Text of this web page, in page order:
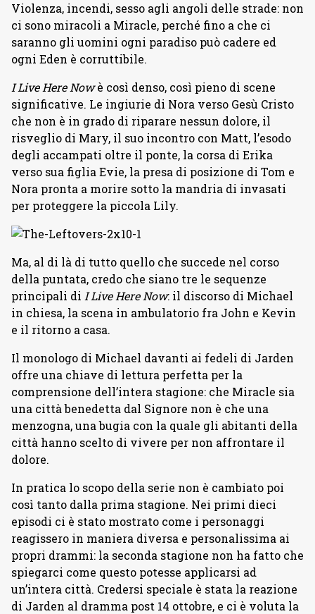
Violenza, incendi, sesso agli angoli delle strade: non
ci sono miracoli a Miracle, perché fino a che ci
saranno gli uomini ogni paradiso può cadere ed
ogni Eden è corruttibile.
I Live Here Nowè così denso, così pieno di scene
significative. Le ingiurie di Nora verso Gesù Cristo
che non è in grado di riparare nessun dolore, il
risveglio di Mary, il suo incontro con Matt, l’esodo
degli accampati oltre il ponte, la corsa di Erika
verso sua figlia Evie, la presa di posizione di Tom e
Nora pronta a morire sotto la mandria di invasati
per proteggere la piccola Lily.
Ma, al di là di tutto quello che succede nel corso
della puntata, credo che siano tre le sequenze
principali di I Live Here Now: il discorso di Michael
in chiesa, la scena in ambulatorio fra John e Kevin
e il ritorno a casa.
Il monologo di Michael davanti ai fedeli di Jarden
offre una chiave di lettura perfetta per la
comprensione dell’intera stagione: che Miracle sia
una città benedetta dal Signore non è che una
menzogna, una bugia con la quale gli abitanti della
città hanno scelto di vivere per non affrontare il
dolore.
In pratica lo scopo della serie non è cambiato poi
così tanto dalla prima stagione. Nei primi dieci
episodi ci è stato mostrato come i personaggi
reagissero in maniera diversa e personalissima ai
propri drammi: la seconda stagione non ha fatto che
spiegarci come questo potesse applicarsi ad
un’intera città. Credersi speciale è stata la reazione
di Jarden al dramma post 14 ottobre, e ci è voluta la